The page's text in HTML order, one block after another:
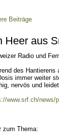
Beiträge
Heer aus
Radio und
des
immer weiter
nervös und
www.srf.ch/news/
zum Thema: